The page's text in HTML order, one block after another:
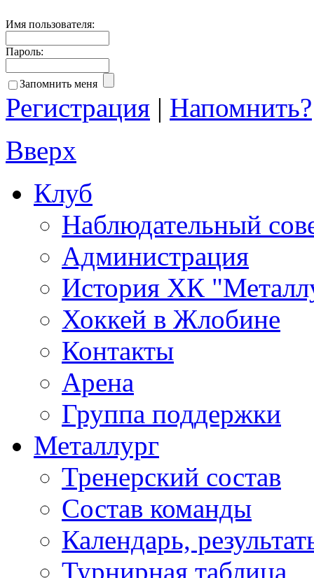
Имя пользователя:
Пароль:
Запомнить меня
Регистрация | Напомнить?
Вверх
Клуб
Наблюдательный
Администрация
История ХК
Хоккей в Жлобине
Контакты
Арена
Группа поддержки
Металлург
Тренерский состав
Состав команды
Календарь,
Турнирная таблица